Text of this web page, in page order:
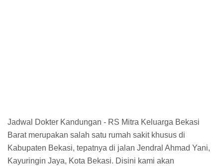
Jadwal Dokter Kandungan - RS Mitra Keluarga Bekasi
Barat merupakan salah satu rumah sakit khusus di
Kabupaten Bekasi, tepatnya di jalan Jendral Ahmad Yani,
Kayuringin Jaya, Kota Bekasi. Disini kami akan